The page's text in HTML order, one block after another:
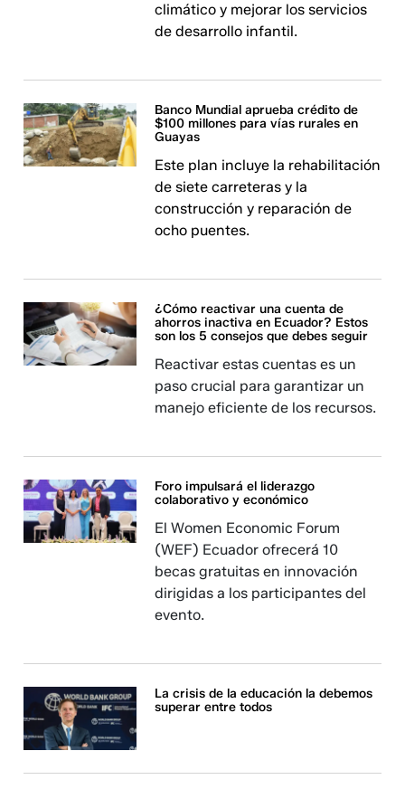
climático y mejorar los servicios
de desarrollo infantil.
Banco Mundial aprueba crédito de
$100 millones para vías rurales en
Guayas
Este plan incluye la rehabilitación
de siete carreteras y la
construcción y reparación de
ocho puentes.
¿Cómo reactivar una cuenta de
ahorros inactiva en Ecuador? Estos
son los 5 consejos que debes seguir
Reactivar estas cuentas es un
paso crucial para garantizar un
manejo eficiente de los recursos.
Foro impulsará el liderazgo
colaborativo y económico
El Women Economic Forum
(WEF) Ecuador ofrecerá 10
becas gratuitas en innovación
dirigidas a los participantes del
evento.
La crisis de la educación la debemos
superar entre todos